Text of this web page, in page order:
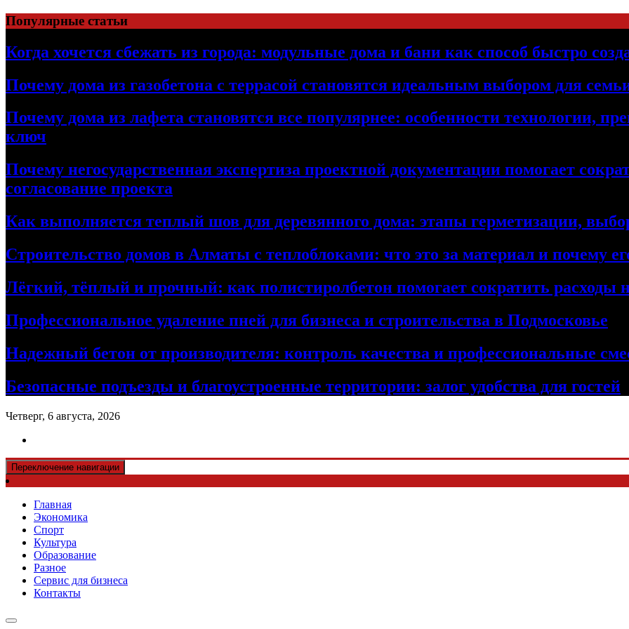
Перейти
к
содержимому
Популярные статьи
Когда хочется сбежать из города: модульные дома и бани как способ быстро
Почему дома из газобетона с террасой становятся идеальным выбором для
Почему дома из лафета становятся все популярнее: особенности технологии,
ключ
Почему негосударственная экспертиза проектной документации помогает
согласование проекта
Как выполняется теплый шов для деревянного дома: этапы герметизации,
Строительство домов в Алматы с теплоблоками: что это за материал и почему
Лёгкий, тёплый и прочный: как полистиролбетон помогает сократить расходы
Профессиональное удаление пней для бизнеса и строительства в Подмосковье
Надежный бетон от производителя: контроль качества и профессиональные
Безопасные подъезды и благоустроенные территории: залог удобства для гостей
Четверг, 6 августа, 2026
Переключение навигации
Главная
Экономика
Спорт
Культура
Образование
Разное
Сервис для бизнеса
Контакты